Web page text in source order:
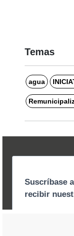
Temas
agua